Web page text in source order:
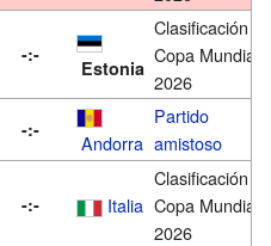
-:-
Estonia
Clasificación
Copa Mundial
2026
-:-
Andorra
Partido
amistoso
-:- Italia
Clasificación
Copa Mundial
2026